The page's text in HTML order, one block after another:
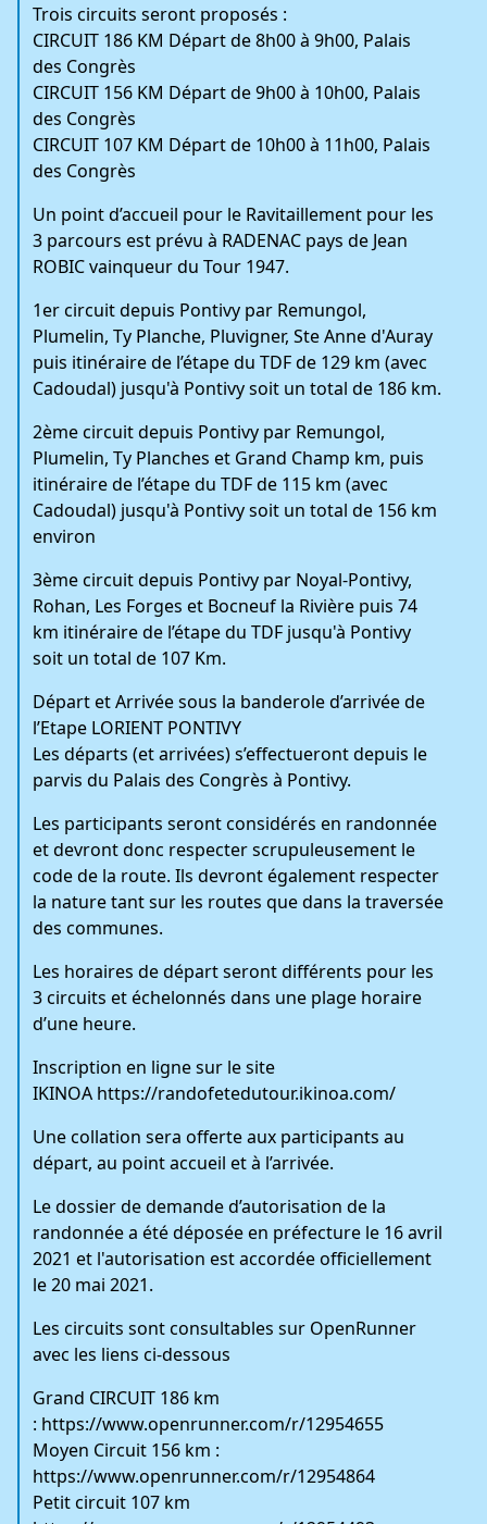
Trois circuits seront proposés :
CIRCUIT 186 KM Départ de 8h00 à 9h00, Palais
des Congrès
CIRCUIT 156 KM Départ de 9h00 à 10h00, Palais
des Congrès
CIRCUIT 107 KM Départ de 10h00 à 11h00, Palais
des Congrès
Un point d’accueil pour le Ravitaillement pour les
3 parcours est prévu à RADENAC pays de Jean
ROBIC vainqueur du Tour 1947.
1er circuit depuis Pontivy par Remungol,
Plumelin, Ty Planche, Pluvigner, Ste Anne d'Auray
puis itinéraire de l’étape du TDF de 129 km (avec
Cadoudal) jusqu'à Pontivy soit un total de 186 km.
2ème circuit depuis Pontivy par Remungol,
Plumelin, Ty Planches et Grand Champ km, puis
itinéraire de l’étape du TDF de 115 km (avec
Cadoudal) jusqu'à Pontivy soit un total de 156 km
environ
3ème circuit depuis Pontivy par Noyal-Pontivy,
Rohan, Les Forges et Bocneuf la Rivière puis 74
km itinéraire de l’étape du TDF jusqu'à Pontivy
soit un total de 107 Km.
Départ et Arrivée sous la banderole d’arrivée de
l’Etape LORIENT PONTIVY
Les départs (et arrivées) s’effectueront depuis le
parvis du Palais des Congrès à Pontivy.
Les participants seront considérés en randonnée
et devront donc respecter scrupuleusement le
code de la route. Ils devront également respecter
la nature tant sur les routes que dans la traversée
des communes.
Les horaires de départ seront différents pour les
3 circuits et échelonnés dans une plage horaire
d’une heure.
Inscription en ligne sur le site
IKINOA https://randofetedutour.ikinoa.com/
Une collation sera offerte aux participants au
départ, au point accueil et à l’arrivée.
Le dossier de demande d’autorisation de la
randonnée a été déposée en préfecture le 16 avril
2021 et l'autorisation est accordée officiellement
le 20 mai 2021.
Les circuits sont consultables sur OpenRunner
avec les liens ci-dessous
Grand CIRCUIT 186 km
: https://www.openrunner.com/r/12954655
Moyen Circuit 156 km :
https://www.openrunner.com/r/12954864
Petit circuit 107 km